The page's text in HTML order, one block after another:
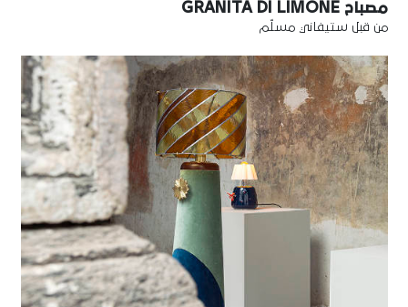
مصباح GRANITA DI LIMONE
من قبل ستيفاني مسلّم